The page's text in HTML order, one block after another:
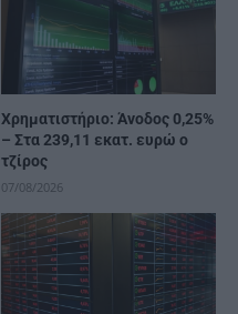
Χρηματιστήριο: Άνοδος 0,25%
– Στα 239,11 εκατ. ευρώ ο
τζίρος
07/08/2026